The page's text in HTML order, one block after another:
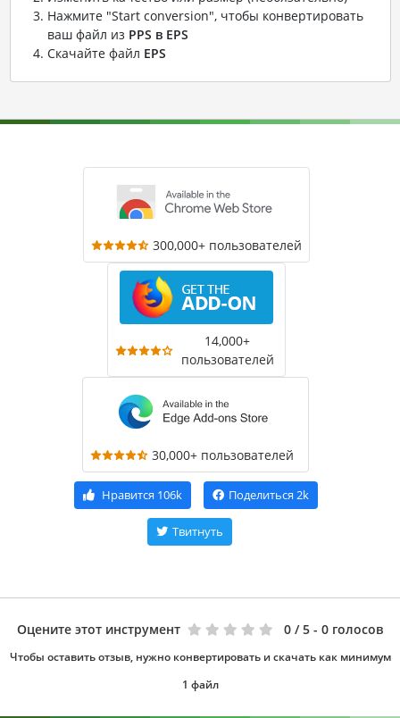
Нажмите "Start conversion", чтобы конвертировать
ваш файл из PPS в EPS
Скачайте файл EPS
300,000+ пользователей
14,000+
пользователей
30,000+ пользователей
Нравится 106k Поделиться 2k
Твитнуть
Оцените этот инструмент 0 / 5 - 0 голосов
Чтобы оставить отзыв, нужно конвертировать и скачать как минимум
1 файл